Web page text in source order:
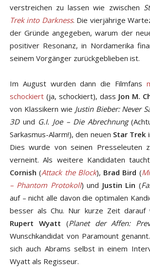
verstreichen zu lassen wie zwischen
Trek into Darkness. Die vierjährige
der Gründe angegeben, warum der
positiver Resonanz, in Nordamerika
seinem Vorgänger zurückgeblieben ist.
Im August wurden dann die Filmfans
schockiert (ja, schockiert), dass Jon M.
von Klassikern wie Justin Bieber: Never
3Dund G.I. Joe – Die Abrechnung
Sarkasmus-Alarm!), den neuen Star Trek
Dies wurde von seinen Presseleuten
verneint. Als weitere Kandidaten
Cornish (Attack the Block), Brad Bird (
– Phantom Protokoll) und Justin Lin (
auf – nicht alle davon die optimalen
besser als Chu. Nur kurze Zeit darauf
Rupert Wyatt (Planet der Affen:
Wunschkandidat von Paramount
sich auch Abrams selbst in einem
Wyatt als Regisseur.